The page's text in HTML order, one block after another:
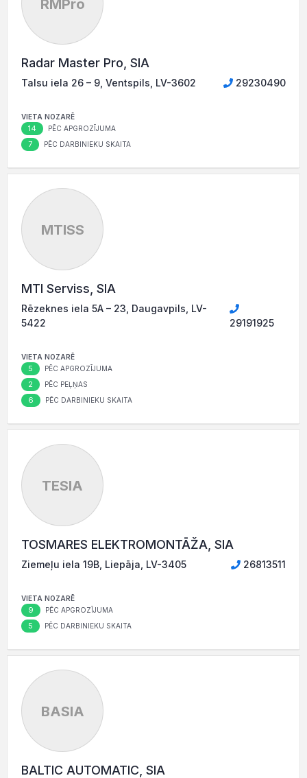
RMPro
Radar Master Pro, SIA
Talsu iela 26 – 9, Ventspils, LV-3602 29230490
VIETA NOZARĒ
14 PĒC APGROZĪJUMA
7 PĒC DARBINIEKU SKAITA
MTISS
MTI Serviss, SIA
Rēzeknes iela 5A – 23, Daugavpils, LV-
5422
29191925
VIETA NOZARĒ
5 PĒC APGROZĪJUMA
2 PĒC PEĻŅAS
6 PĒC DARBINIEKU SKAITA
TESIA
TOSMARES ELEKTROMONTĀŽA, SIA
Ziemeļu iela 19B, Liepāja, LV-3405 26813511
VIETA NOZARĒ
9 PĒC APGROZĪJUMA
5 PĒC DARBINIEKU SKAITA
BASIA
BALTIC AUTOMATIC, SIA